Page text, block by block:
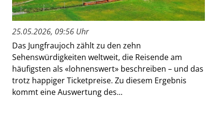
25.05.2026, 09:56 Uhr
Das Jungfraujoch zählt zu den zehn
Sehenswürdigkeiten weltweit, die Reisende am
häufigsten als «lohnenswert» beschreiben – und das
trotz happiger Ticketpreise. Zu diesem Ergebnis
kommt eine Auswertung des...